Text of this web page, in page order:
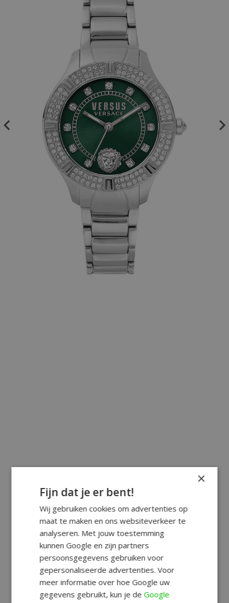
×
Fijn dat je er bent!
Wij gebruiken cookies om advertenties op
maat te maken en ons websiteverkeer te
analyseren. Met jouw toestemming
kunnen Google en zijn partners
persoonsgegevens gebruiken voor
gepersonaliseerde advertenties. Voor
meer informatie over hoe Google uw
gegevens gebruikt, kun je deGoogle